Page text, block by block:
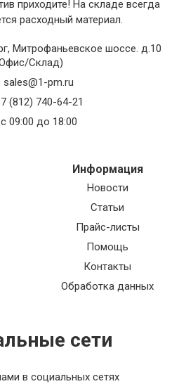
приходите! На складе всегда
расходный материал.
, Митрофаньевское шоссе. д.10
Склад)
sales@1-pm.ru
(812) 740-64-21
с 09:00 до 18:00
Информация
Новости
Статьи
Прайс-листы
Помощь
Контакты
Обработка данных
сети
в социальных сетях